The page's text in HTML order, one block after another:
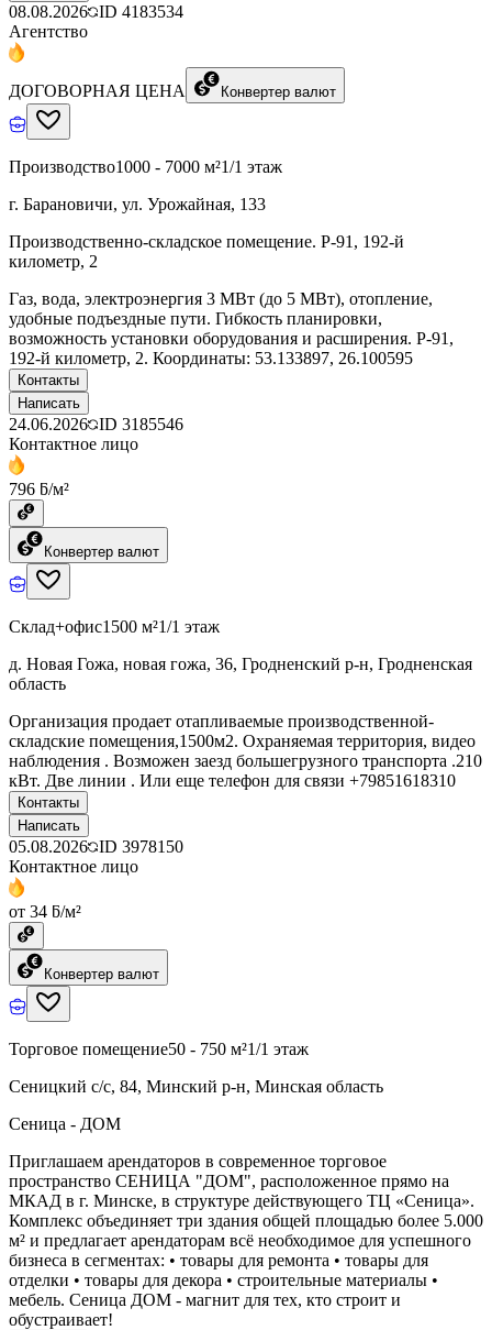
08.08.2026 ID 4183534
Агентство
ДОГОВОРНАЯ ЦЕНА Конвертер валют
Производство1000 - 7000 м²1/1 этаж
г. Барановичи, ул. Урожайная, 133
Производственно-складское помещение. Р-91, 192-й
километр, 2
Газ, вода, электроэнергия 3 МВт (до 5 МВт), отопление,
удобные подъездные пути. Гибкость планировки,
возможность установки оборудования и расширения. Р-91,
192-й километр, 2. Координаты: 53.133897, 26.100595
Контакты
Написать
24.06.2026 ID 3185546
Контактное лицо
796 ƃ/м²
Конвертер валют
Склад+офис1500 м²1/1 этаж
д. Новая Гожа, новая гожа, 36, Гродненский р-н, Гродненская
область
Организация продает отапливаемые производственной-
складские помещения,1500м2. Охраняемая территория, видео
наблюдения . Возможен заезд большегрузного транспорта .210
кВт. Две линии . Или еще телефон для связи +79851618310
Контакты
Написать
05.08.2026 ID 3978150
Контактное лицо
от 34 ƃ/м²
Конвертер валют
Торговое помещение50 - 750 м²1/1 этаж
Сеницкий с/с, 84, Минский р-н, Минская область
Сеница - ДОМ
Приглашаем арендаторов в современное торговое
пространство СЕНИЦА "ДОМ", расположенное прямо на
МКАД в г. Минске, в структуре действующего ТЦ «Сеница».
Комплекс объединяет три здания общей площадью более 5.000
м² и предлагает арендаторам всё необходимое для успешного
бизнеса в сегментах: • товары для ремонта • товары для
отделки • товары для декора • строительные материалы •
мебель. Сеница ДОМ - магнит для тех, кто строит и
обустраивает!